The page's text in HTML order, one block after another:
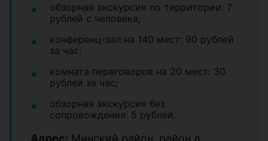
обзорная экскурсия по территории: 7
рублей с человека;
конференц-зал на 140 мест: 90 рублей
за час;
комната переговоров на 20 мест: 30
рублей за час;
обзорная экскурсия без
сопровождения: 5 рублей.
Адрес: Минский район, район д.